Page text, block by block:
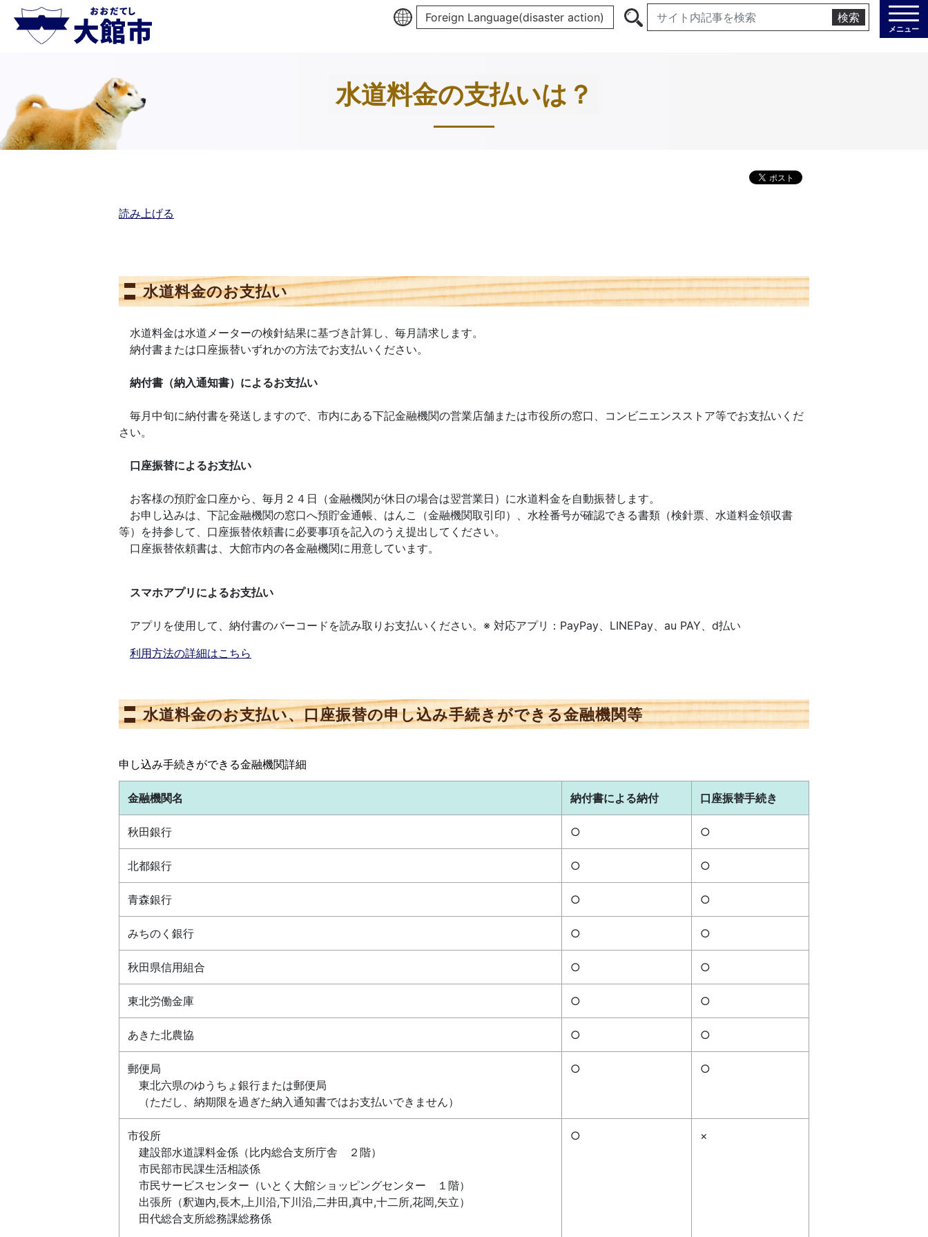
Foreign Language(disaster action) 検索
メニュー
水道料金の支払いは？
読み上げる
水道料金のお支払い
水道料金は水道メーターの検針結果に基づき計算し、毎月請求します。
納付書または口座振替いずれかの方法でお支払いください。
納付書（納入通知書）によるお支払い
毎月中旬に納付書を発送しますので、市内にある下記金融機関の営業店舗または市役所の窓口、コンビニエンスストア等でお支払いくだ
さい。
口座振替によるお支払い
お客様の預貯金口座から、毎月２４日（金融機関が休日の場合は翌営業日）に水道料金を自動振替します。
お申し込みは、下記金融機関の窓口へ預貯金通帳、はんこ（金融機関取引印）、水栓番号が確認できる書類（検針票、水道料金領収書
等）を持参して、口座振替依頼書に必要事項を記入のうえ提出してください。
口座振替依頼書は、大館市内の各金融機関に用意しています。
スマホアプリによるお支払い
アプリを使用して、納付書のバーコードを読み取りお支払いください。※ 対応アプリ：PayPay、LINEPay、au PAY、d払い
利用方法の詳細はこちら
水道料金のお支払い、口座振替の申し込み手続きができる金融機関等
申し込み手続きができる金融機関詳細
金融機関名 納付書による納付 口座振替手続き
秋田銀行 ○ ○
北都銀行 ○ ○
青森銀行 ○ ○
みちのく銀行 ○ ○
秋田県信用組合 ○ ○
東北労働金庫 ○ ○
あきた北農協 ○ ○
郵便局
東北六県のゆうちょ銀行または郵便局
（ただし、納期限を過ぎた納入通知書ではお支払いできません）
○ ○
市役所
建設部水道課料金係（比内総合支所庁舎 ２階）
市民部市民課生活相談係
市民サービスセンター（いとく大館ショッピングセンター １階）
出張所（釈迦内,長木,上川沿,下川沿,二井田,真中,十二所,花岡,矢立）
田代総合支所総務課総務係
○ ×